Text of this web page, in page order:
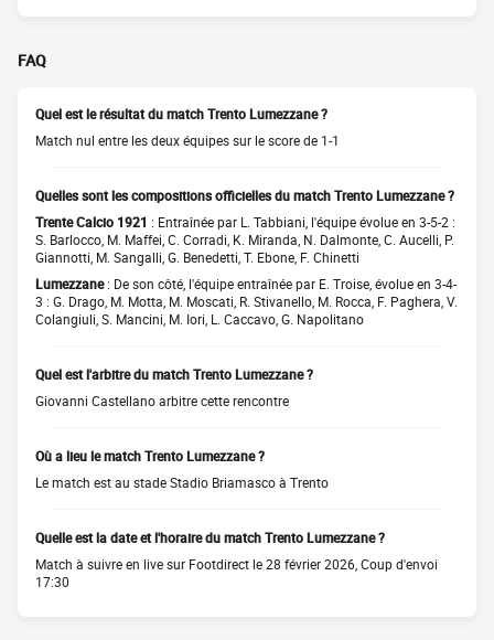
FAQ
Quel est le résultat du match Trento Lumezzane ?
Match nul entre les deux équipes sur le score de 1-1
Quelles sont les compositions officielles du match Trento Lumezzane ?
Trente Calcio 1921 : Entraînée par L. Tabbiani, l'équipe évolue en 3-5-2 :
S. Barlocco, M. Maffei, C. Corradi, K. Miranda, N. Dalmonte, C. Aucelli, P.
Giannotti, M. Sangalli, G. Benedetti, T. Ebone, F. Chinetti
Lumezzane: De son côté, l'équipe entraînée par E. Troise, évolue en 3-4-
3 : G. Drago, M. Motta, M. Moscati, R. Stivanello, M. Rocca, F. Paghera, V.
Colangiuli, S. Mancini, M. Iori, L. Caccavo, G. Napolitano
Quel est l'arbitre du match Trento Lumezzane ?
Giovanni Castellano arbitre cette rencontre
Où a lieu le match Trento Lumezzane ?
Le match est au stade Stadio Briamasco à Trento
Quelle est la date et l'horaire du match Trento Lumezzane ?
Match à suivre en live sur Footdirect le 28 février 2026, Coup d'envoi
17:30